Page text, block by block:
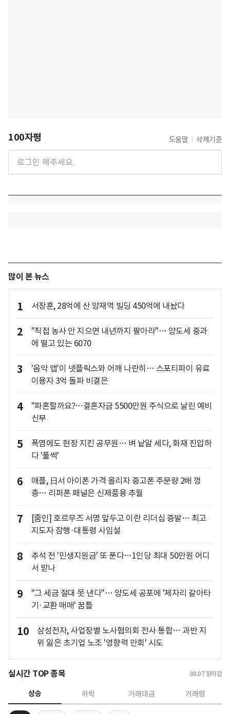
100자평 도움말 삭제기준
많이 본 뉴스
1 서장훈, 28억에 산 양재역 빌딩 450억에 내놨다
2
"직접 농사 안 지으면 내년까지 팔아라"… 양도세 중과
에 떨고 있는 6070
3
'음악 앱'이 넷플릭스와 어깨 나란히… 스포티파이 유료
이용자 3억 돌파 비결은
4
"파혼할까요?…결혼자금 5500만원 주식으로 날린 예비
신부
5
폭염에도 현장 지킨 공무원… 벼 낱알 세다, 화재 진압하
다 '풀썩'
6
애플, 日서 아이폰 가격 올리자 중고폰 주문량 2배 껑
충… 리퍼폰 패널은 신제품용 추월
7
[줌인] 호르무즈 서명 앞두고 이란 리더십 증발… 최고
지도자 잠행·대통령 사임설
8
추석 전 '민생지원금' 또 푼다…1인당 최대 50만원 어디
서 받나
9
"그 세금 절대 못 낸다"… 양도세 공포에 '제자리 갈아타
기·교환 매매' 꿈틀
10
삼성전자, 사업장별 노사협의회 전사 통합… 과반 지
위 잃은 초기업 노조 '영향력 만회' 시도
실시간 TOP 종목 08.07 장마감
상승 하락 거래대금 거래량